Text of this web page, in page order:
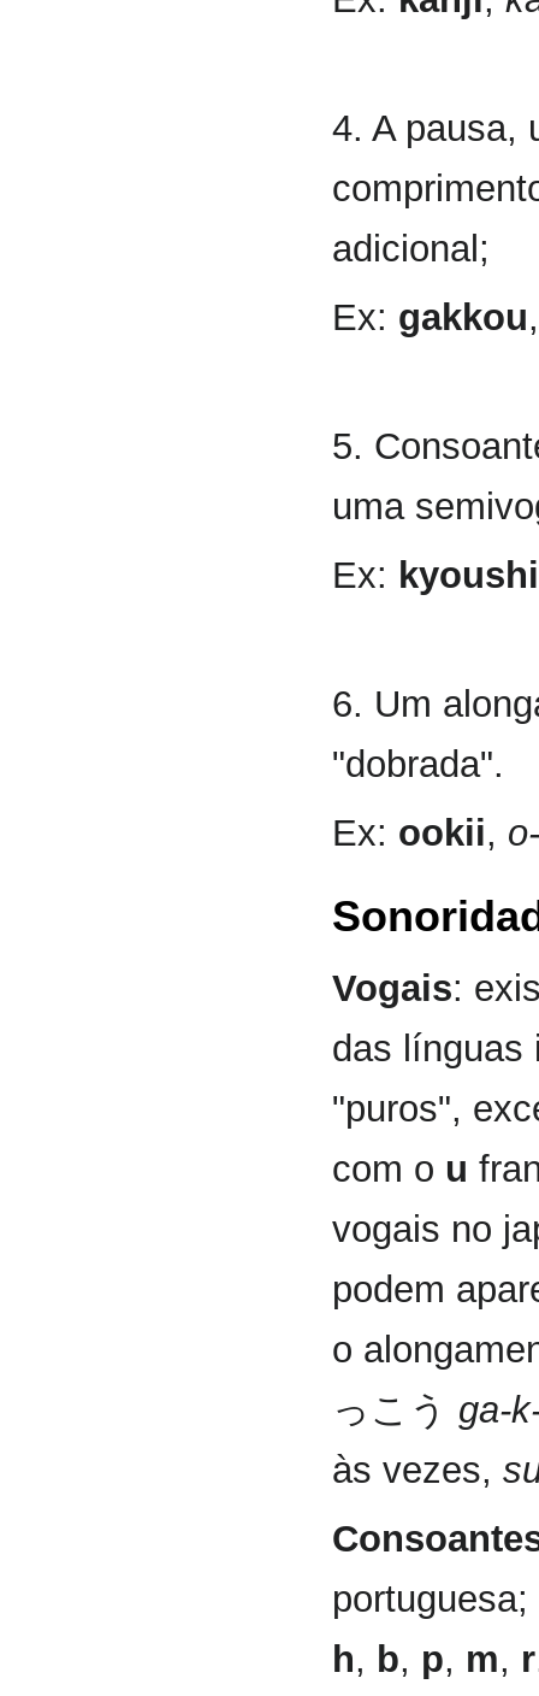
4. A pausa,
adicional;
Ex: gakkou
5.
uma
Ex:
6. Um
"dobrada".
Ex: ookii,
Vogais:
das línguas
"puros",
com o u
vogais no
podem
o
っこう ga-
às vezes,
h, b, p, m, r